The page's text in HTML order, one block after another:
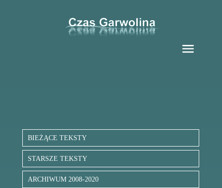
BIEŻĄCE TEKSTY
STARSZE TEKSTY
ARCHIWUM 2008-2020